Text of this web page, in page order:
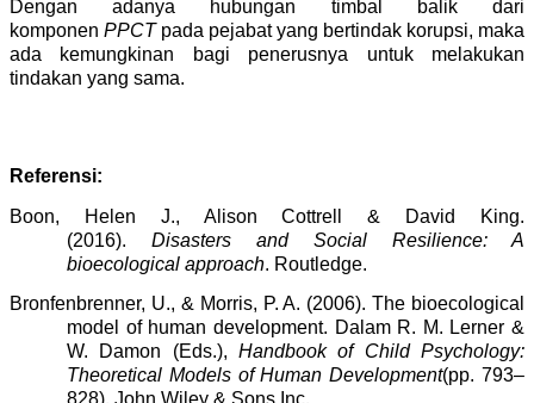
Dengan adanya hubungan timbal balik dari
komponen PPCTpada pejabat yang bertindak korupsi, maka
ada kemungkinan bagi penerusnya untuk melakukan
tindakan yang sama.
Referensi:
Boon, Helen J., Alison Cottrell & David King.
(2016). Disasters and Social Resilience: A
bioecological approach. Routledge.
Bronfenbrenner, U., & Morris, P. A. (2006). The bioecological
model of human development. Dalam R. M. Lerner &
W. Damon (Eds.), Handbook of Child Psychology:
Theoretical Models of Human Development(pp. 793–
828). John Wiley & Sons Inc.